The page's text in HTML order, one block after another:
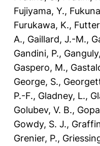
Fujiyama, Y.,
Furukawa, K.,
A., Gaillard, J.-M.,
Gandini, P.,
Gaspero, M.,
George, S.,
P.-F., Gladney, L.,
Golubev, V. B.,
Gowdy, S. J.,
Grenier, P.,